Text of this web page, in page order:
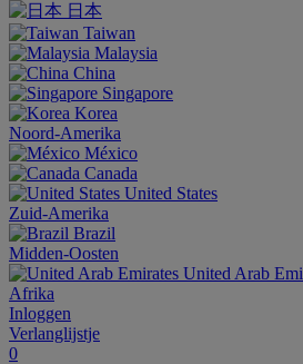
日本
Taiwan
Malaysia
China
Singapore
Korea
Noord-Amerika
México
Canada
United States
Zuid-Amerika
Brazil
Midden-Oosten
United Arab
Afrika
Inloggen
Verlanglijstje
0